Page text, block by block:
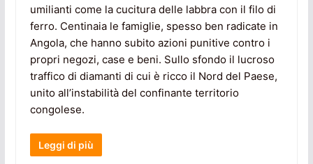
umilianti come la cucitura delle labbra con il filo di
ferro. Centinaia le famiglie, spesso ben radicate in
Angola, che hanno subito azioni punitive contro i
propri negozi, case e beni. Sullo sfondo il lucroso
traffico di diamanti di cui è ricco il Nord del Paese,
unito all’instabilità del confinante territorio
congolese.
Leggi di più